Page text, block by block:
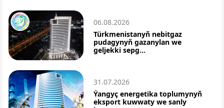
06.08.2026
Türkmenistanyň nebitgaz
pudagynyň gazanylan we
geljekki sepg...
31.07.2026
Ýangyç energetika toplumynyň
eksport kuwwaty we sanly